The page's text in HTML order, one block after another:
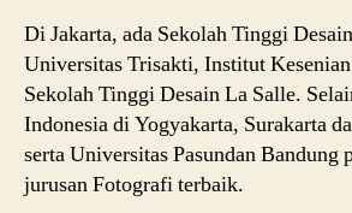
Di Jakarta, ada Sekolah Tinggi
Universitas Trisakti, Institut
Sekolah Tinggi Desain La Salle.
Indonesia di Yogyakarta, Surakarta
serta Universitas Pasundan
jurusan Fotografi terbaik.